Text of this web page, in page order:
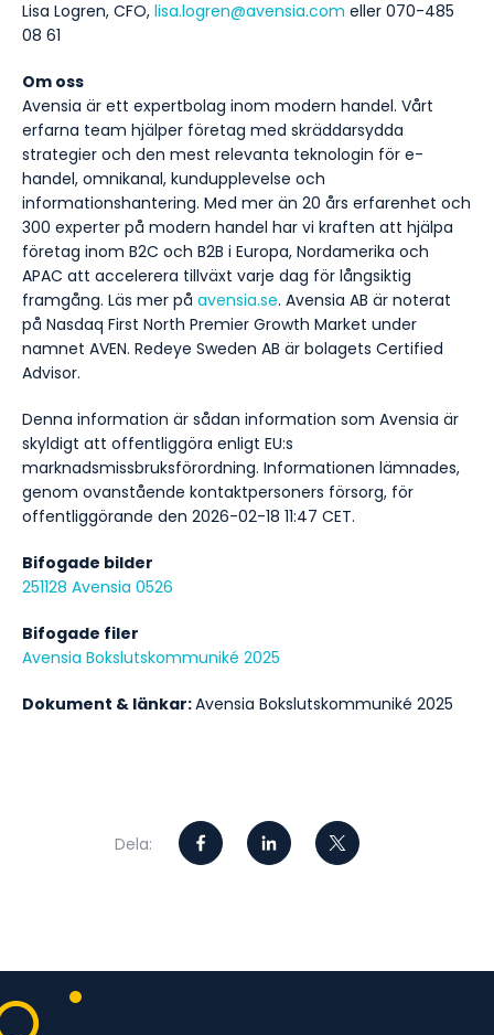
Lisa Logren, CFO, lisa.logren@avensia.com eller 070-485
08 61
Om oss
Avensia är ett expertbolag inom modern handel. Vårt
erfarna team hjälper företag med skräddarsydda
strategier och den mest relevanta teknologin för e-
handel, omnikanal, kundupplevelse och
informationshantering. Med mer än 20 års erfarenhet och
300 experter på modern handel har vi kraften att hjälpa
företag inom B2C och B2B i Europa, Nordamerika och
APAC att accelerera tillväxt varje dag för långsiktig
framgång. Läs mer på avensia.se. Avensia AB är noterat
på Nasdaq First North Premier Growth Market under
namnet AVEN. Redeye Sweden AB är bolagets Certified
Advisor.
Denna information är sådan information som Avensia är
skyldigt att offentliggöra enligt EU:s
marknadsmissbruksförordning. Informationen lämnades,
genom ovanstående kontaktpersoners försorg, för
offentliggörande den 2026-02-18 11:47 CET.
Bifogade bilder
251128 Avensia 0526
Bifogade filer
Avensia Bokslutskommuniké 2025
Dokument & länkar:Avensia Bokslutskommuniké 2025
Dela: